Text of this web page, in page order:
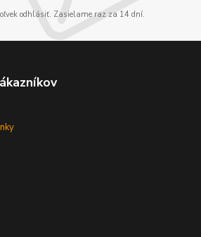
odhlásiť. Zasielame raz za 14 dní.